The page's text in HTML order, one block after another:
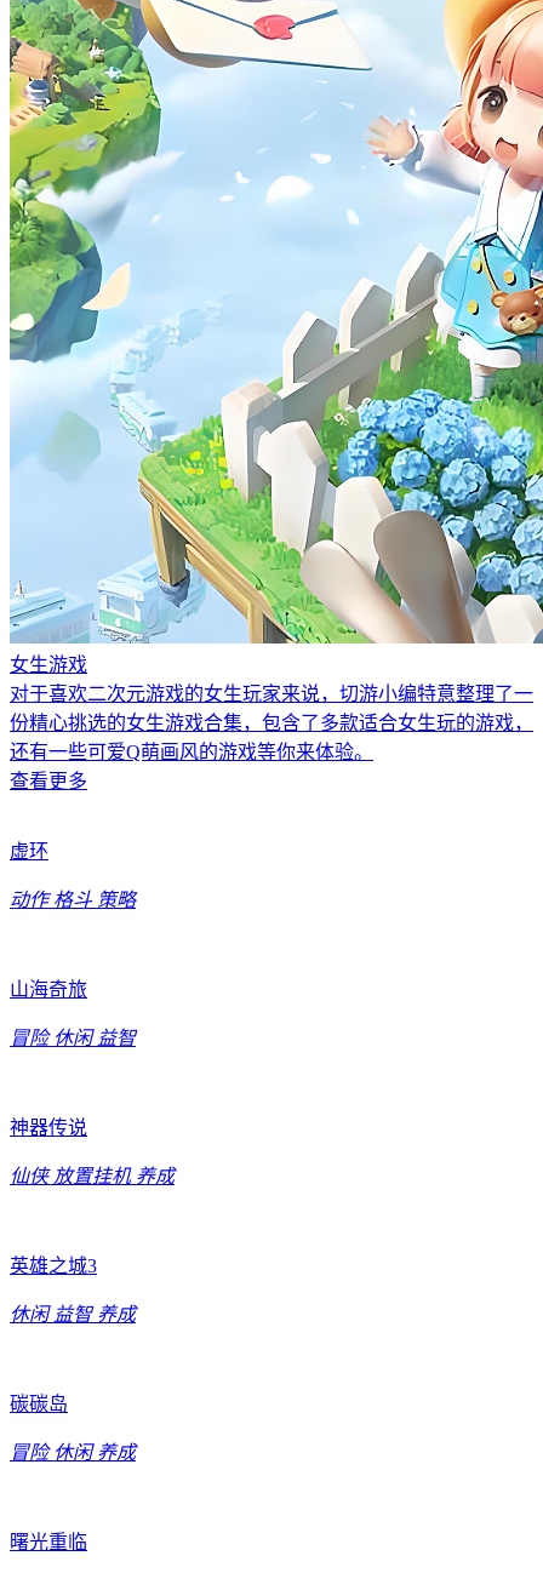
女生游戏
对于喜欢二次元游戏的女生玩家来说，切游小编特意整理了一
份精心挑选的女生游戏合集，包含了多款适合女生玩的游戏，
还有一些可爱Q萌画风的游戏等你来体验。
查看更多
虚环
动作 格斗 策略
山海奇旅
冒险 休闲 益智
神器传说
仙侠 放置挂机 养成
英雄之城3
休闲 益智 养成
碳碳岛
冒险 休闲 养成
曙光重临